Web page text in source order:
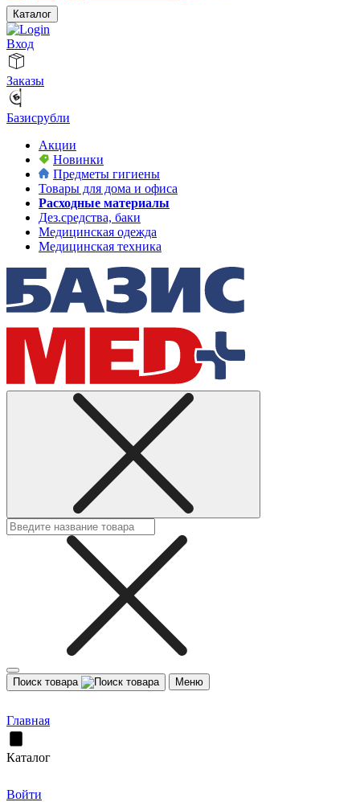
Каталог
Вход
Заказы
Базисрубли
Акции
Новинки
Предметы гигиены
Товары для дома и офиса
Расходные материалы
Дез.средства, баки
Медицинская одежда
Медицинская техника
Поиск товара Меню
Главная
Каталог
Войти